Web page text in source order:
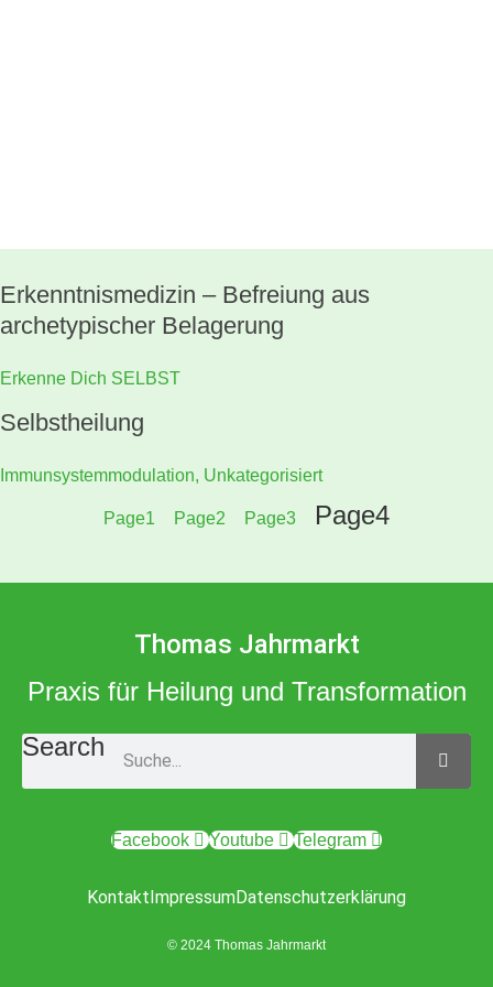
Erkenntnismedizin – Befreiung aus
archetypischer Belagerung
Erkenne Dich SELBST
Selbstheilung
Immunsystemmodulation, Unkategorisiert
Page1 Page2 Page3 Page4
Thomas Jahrmarkt
Praxis für Heilung und Transformation
Search
Facebook Youtube Telegram
KontaktImpressumDatenschutzerklärung
© 2024 Thomas Jahrmarkt